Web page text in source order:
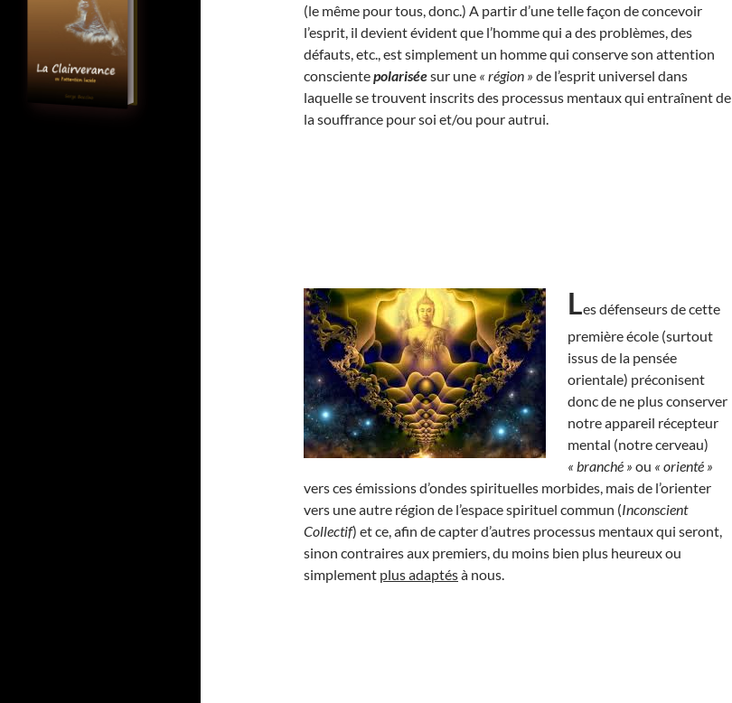
(le même pour tous, donc.) A partir d’une telle façon de concevoir
l’esprit, il devient évident que l’homme qui a des problèmes, des
défauts, etc., est simplement un homme qui conserve son attention
conscientepolariséesur une « région » de l’esprit universel dans
laquelle se trouvent inscrits des processus mentaux qui entraînent de
la souffrance pour soi et/ou pour autrui.
Les défenseurs de cette
première école (surtout
issus de la pensée
orientale) préconisent
donc de ne plus conserver
notre appareil récepteur
mental (notre cerveau)
« branché » ou « orienté »
vers ces émissions d’ondes spirituelles morbides, mais de l’orienter
vers une autre région de l’espace spirituel commun (Inconscient
Collectif) et ce, afin de capter d’autres processus mentaux qui seront,
sinon contraires aux premiers, du moins bien plus heureux ou
simplement plus adaptésà nous.